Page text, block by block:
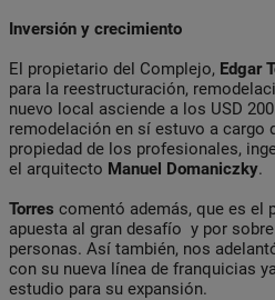
Inversión y crecimiento
El propietario del Complejo, Edgar
para la reestructuración,
nuevo local asciende a los USD
remodelación en sí estuvo a cargo
propiedad de los profesionales,
el arquitecto Manuel Domaniczky.
Torres comentó además, que es el
apuesta al gran desafío y por
personas. Así también, nos
con su nueva línea de franquicias
estudio para su expansión.